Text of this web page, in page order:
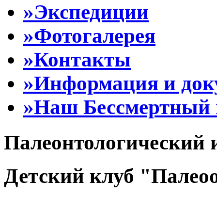
»Экспедиции
»Фотогалерея
»Контакты
»Информация и
»Наш Бессмертный
Палеонтологический
Детский клуб